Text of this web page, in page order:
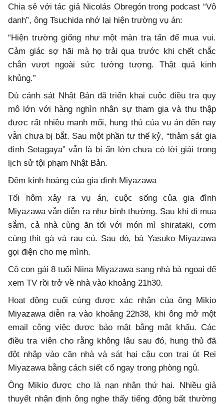
Chia sẻ với tác giả Nicolás Obregón trong podcast “Vô
danh”, ông Tsuchida nhớ lại hiện trường vụ án:
“Hiện trường giống như một màn tra tấn để mua vui.
Cảm giác sợ hãi mà họ trải qua trước khi chết chắc
chắn vượt ngoài sức tưởng tượng. Thật quá kinh
khủng.”
Dù cảnh sát Nhật Bản đã triển khai cuộc điều tra quy
mô lớn với hàng nghìn nhân sự tham gia và thu thập
được rất nhiều manh mối, hung thủ của vụ án đến nay
vẫn chưa bị bắt. Sau một phần tư thế kỷ, “thảm sát gia
đình Setagaya” vẫn là bí ẩn lớn chưa có lời giải trong
lịch sử tội phạm Nhật Bản.
Đêm kinh hoàng của gia đình Miyazawa
Tối hôm xảy ra vụ án, cuộc sống của gia đình
Miyazawa vẫn diễn ra như bình thường. Sau khi đi mua
sắm, cả nhà cùng ăn tối với món mì shirataki, cơm
cùng thịt gà và rau củ. Sau đó, bà Yasuko Miyazawa
gọi điện cho mẹ mình.
Cô con gái 8 tuổi Niina Miyazawa sang nhà bà ngoại để
xem TV rồi trở về nhà vào khoảng 21h30.
Hoạt động cuối cùng được xác nhận của ông Mikio
Miyazawa diễn ra vào khoảng 22h38, khi ông mở một
email công việc được bảo mật bằng mật khẩu. Các
điều tra viên cho rằng không lâu sau đó, hung thủ đã
đột nhập vào căn nhà và sát hại cậu con trai út Rei
Miyazawa bằng cách siết cổ ngay trong phòng ngủ.
Ông Mikio được cho là nạn nhân thứ hai. Nhiều giả
thuyết nhận định ông nghe thấy tiếng động bất thường